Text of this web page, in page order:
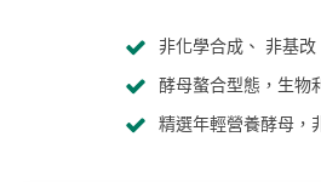
非化學合成、 非基改
酵母螯合型態，生物
精選年輕營養酵母，